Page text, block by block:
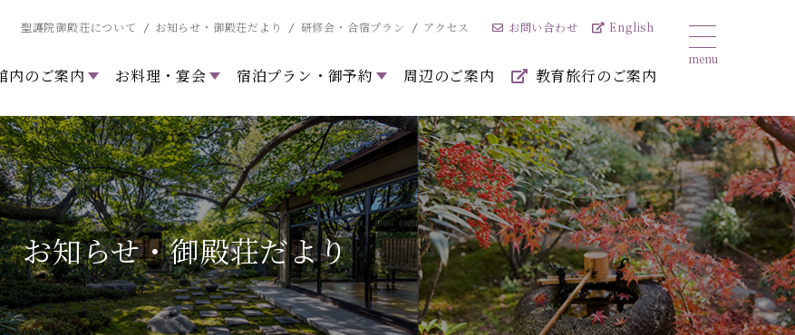
聖護院御殿荘について お知らせ・御殿荘だより 研修会・合宿プラン アクセス お問い合わせ English
内のご案内 お料理・宴会 宿泊プラン・御予約 周辺のご案内 教育旅行のご案内
お知らせ・御殿荘だより